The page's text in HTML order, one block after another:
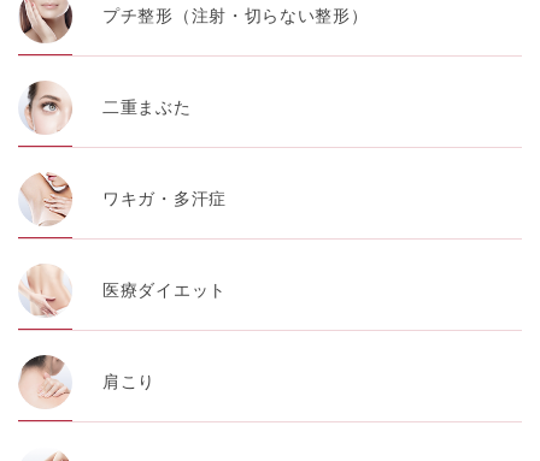
プチ整形（注射・切らない整形）
二重まぶた
ワキガ・多汗症
医療ダイエット
肩こり